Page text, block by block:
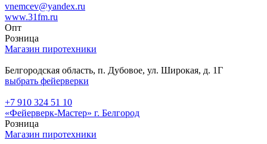
vnemcev@yandex.ru
www.31fm.ru
Опт
Розница
Магазин пиротехники
Белгородская область, п. Дубовое, ул. Широкая, д. 1Г
выбрать фейерверки
+7 910 324 51 10
«Фейерверк-Мастер» г. Белгород
Розница
Магазин пиротехники